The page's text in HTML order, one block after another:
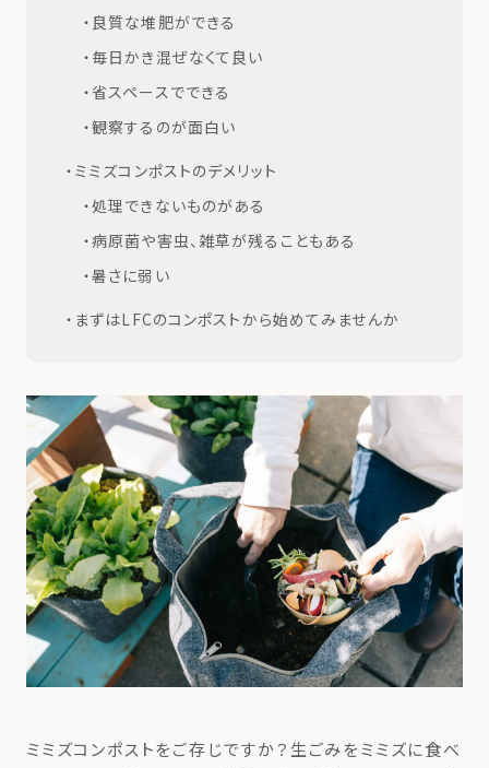
良質な堆肥ができる
毎日かき混ぜなくて良い
省スペースでできる
観察するのが面白い
ミミズコンポストのデメリット
処理できないものがある
病原菌や害虫、雑草が残ることもある
暑さに弱い
まずはLFCのコンポストから始めてみませんか
ミミズコンポストをご存じですか？生ごみをミミズに食べ